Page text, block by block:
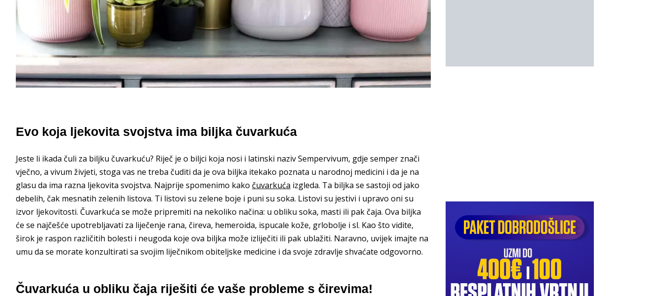
Evo koja ljekovita svojstva ima biljka čuvarkuća
Jeste li ikada čuli za biljku čuvarkuću? Riječ je o biljci koja nosi i latinski naziv Sempervivum, gdje semper znači
vječno, a vivum živjeti, stoga vas ne treba čuditi da je ova biljka itekako poznata u narodnoj medicini i da je na
glasu da ima razna ljekovita svojstva. Najprije spomenimo kako čuvarkuća izgleda. Ta biljka se sastoji od jako
debelih, čak mesnatih zelenih listova. Ti listovi su zelene boje i puni su soka. Listovi su jestivi i upravo oni su
izvor ljekovitosti. Čuvarkuća se može pripremiti na nekoliko načina: u obliku soka, masti ili pak čaja. Ova biljka
će se najčešće upotrebljavati za liječenje rana, čireva, hemeroida, ispucale kože, grlobolje i sl. Kao što vidite,
širok je raspon različitih bolesti i neugoda koje ova biljka može izliječiti ili pak ublažiti. Naravno, uvijek imajte na
umu da se morate konzultirati sa svojim liječnikom obiteljske medicine i da svoje zdravlje shvaćate odgovorno.
Čuvarkuća u obliku čaja riješiti će vaše probleme s čirevima!